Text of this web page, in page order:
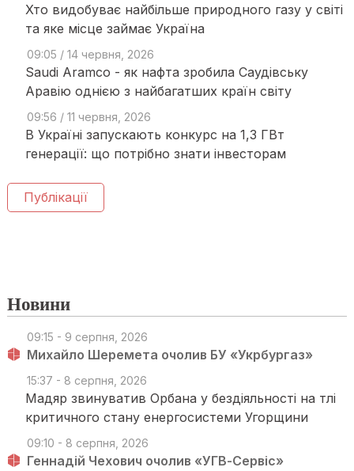
Хто видобуває найбільше природного газу у світі
та яке місце займає Україна
09:05 / 14 червня, 2026
Saudi Aramco - як нафта зробила Саудівську
Аравію однією з найбагатших країн світу
09:56 / 11 червня, 2026
В Україні запускають конкурс на 1,3 ГВт
генерації: що потрібно знати інвесторам
Публікації
Новини
09:15 - 9 серпня, 2026
Михайло Шеремета очолив БУ «Укрбургаз»
15:37 - 8 серпня, 2026
Мадяр звинуватив Орбана у бездіяльності на тлі
критичного стану енергосистеми Угорщини
09:10 - 8 серпня, 2026
Геннадій Чехович очолив «УГВ-Сервіс»